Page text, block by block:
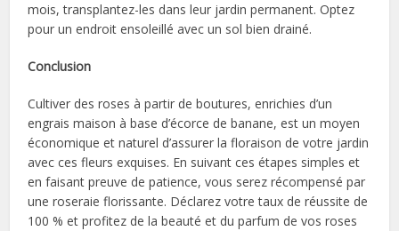
mois, transplantez-les dans leur jardin permanent. Optez
pour un endroit ensoleillé avec un sol bien drainé.
Conclusion
Cultiver des roses à partir de boutures, enrichies d’un
engrais maison à base d’écorce de banane, est un moyen
économique et naturel d’assurer la floraison de votre jardin
avec ces fleurs exquises. En suivant ces étapes simples et
en faisant preuve de patience, vous serez récompensé par
une roseraie florissante. Déclarez votre taux de réussite de
100 % et profitez de la beauté et du parfum de vos roses